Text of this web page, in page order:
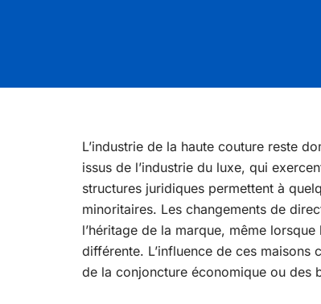
L’industrie de la haute couture reste
issus de l’industrie du luxe, qui
structures juridiques permettent à
minoritaires. Les changements de
l’héritage de la marque, même
différente. L’influence de ces
de la conjoncture économique ou des